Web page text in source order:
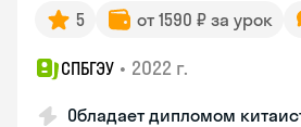
5 от 1590 ₽ за урок
СПБГЭУ • 2022 г.
Обладает дипломом